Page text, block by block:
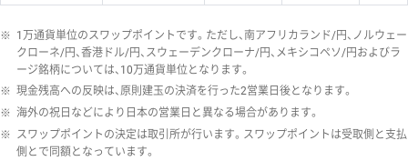
※ 1万通貨単位のスワップポイントです。ただし、南アフリカランド/円、ノルウェー
クローネ/円、香港ドル/円、スウェーデンクローナ/円、メキシコペソ/円およびラ
ージ銘柄については、10万通貨単位となります。
※ 現金残高への反映は、原則建玉の決済を行った2営業日後となります。
※ 海外の祝日などにより日本の営業日と異なる場合があります。
※ スワップポイントの決定は取引所が行います。スワップポイントは受取側と支払
側とで同額となっています。